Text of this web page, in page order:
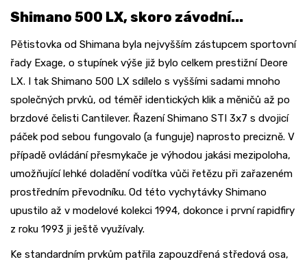
Shimano 500 LX, skoro závodní...
Pětistovka od Shimana byla nejvyšším zástupcem sportovní
řady Exage, o stupínek výše již bylo celkem prestižní Deore
LX. I tak Shimano 500 LX sdílelo s vyššími sadami mnoho
společných prvků, od téměř identických klik a měničů až po
brzdové čelisti Cantilever. Řazení Shimano STI 3x7 s dvojicí
páček pod sebou fungovalo (a funguje) naprosto precizně. V
případě ovládání přesmykače je výhodou jakási mezipoloha,
umožňující lehké doladění vodítka vůči řetězu při zařazeném
prostředním převodníku. Od této vychytávky Shimano
upustilo až v modelové kolekci 1994, dokonce i první rapidfiry
z roku 1993 ji ještě využívaly.
Ke standardním prvkům patřila zapouzdřená středová osa,